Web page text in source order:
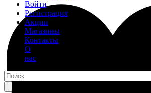
Войти
Регистрация
Акции
Магазины
Контакты
О
нас